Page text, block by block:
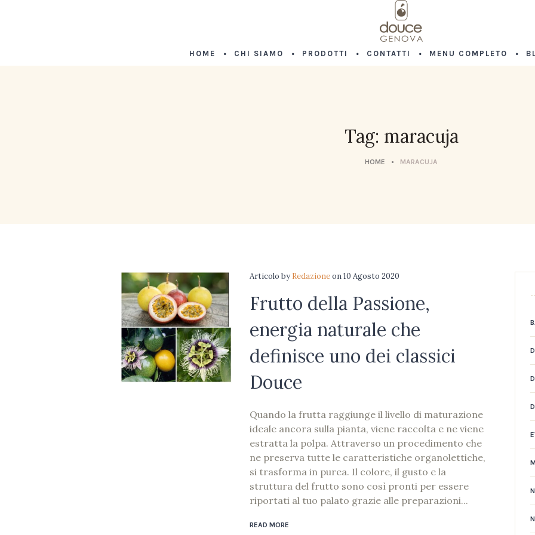
HOME CHI SIAMO PRODOTTI CONTATTI MENU COMPLETO
Tag: maracuja
HOME MARACUJA
Articoloby Redazioneon10 Agosto 2020
Frutto della Passione,
energia naturale che
definisce uno dei classici
Douce
Quando la frutta raggiunge il livello di maturazione
ideale ancora sulla pianta, viene raccolta e ne viene
estratta la polpa. Attraverso un procedimento che
ne preserva tutte le caratteristiche organolettiche,
si trasforma in purea. Il colore, il gusto e la
struttura del frutto sono così pronti per essere
riportati al tuo palato grazie alle preparazioni...
READ MORE